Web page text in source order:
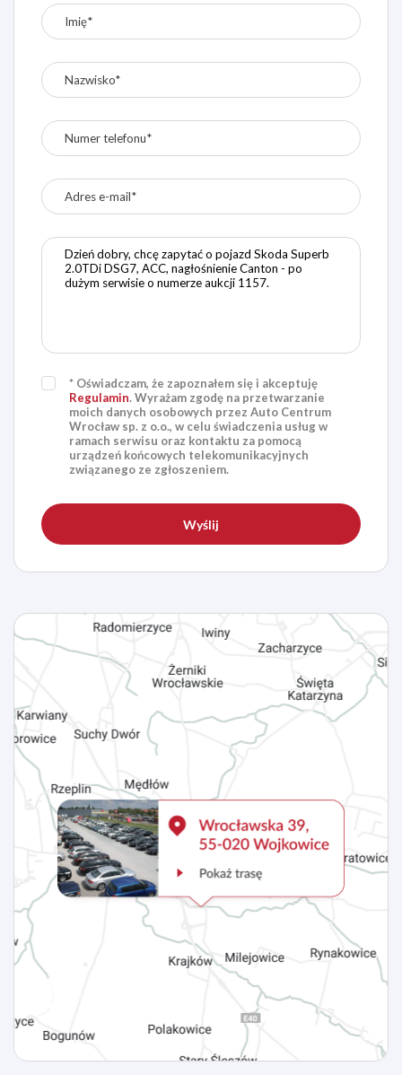
* Oświadczam, że zapoznałem się i akceptuję
Regulamin. Wyrażam zgodę na przetwarzanie
moich danych osobowych przez Auto Centrum
Wrocław sp. z o.o., w celu świadczenia usług w
ramach serwisu oraz kontaktu za pomocą
urządzeń końcowych telekomunikacyjnych
związanego ze zgłoszeniem.
Wyślij